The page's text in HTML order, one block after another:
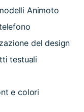
Animoto
del design
testuali
e colori